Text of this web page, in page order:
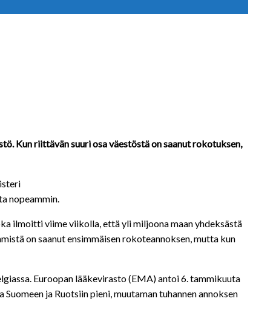
Kun riittävän suuri osa väestöstä on saanut rokotuksen,
nopeammin.
ilmoitti viime viikolla, että yli miljoona maan yhdeksästä
on saanut ensimmäisen rokoteannoksen, mutta kun
Euroopan lääkevirasto (EMA) antoi 6. tammikuuta
ja Ruotsiin pieni, muutaman tuhannen annoksen